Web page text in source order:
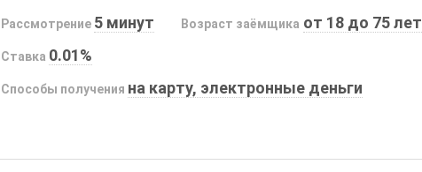
Рассмотрение 5 минут Возраст заёмщика от 18 до 75 лет
Ставка 0.01%
Способы получения на карту, электронные деньги